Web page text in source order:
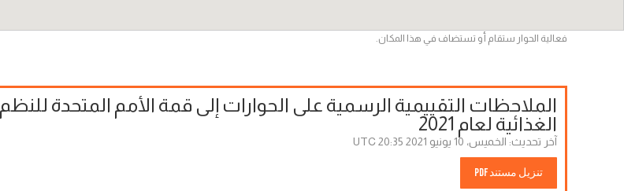
فعالية الحوار ستقام أو تستضاف في هذا المكان.
الملاحظات التقييمية الرسمية على الحوارات إلى قمة الأمم المتحدة للنظم
الغذائية لعام 2021
آخر تحديث: الخميس، 10 يونيو 2021 20:35 UTC
تنزيل مستند PDF